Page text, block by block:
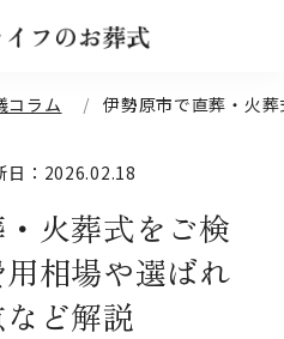
コラム 伊勢原市で直葬・火
日：2026.02.18
火葬式をご検
相場や選ばれ
ど解説